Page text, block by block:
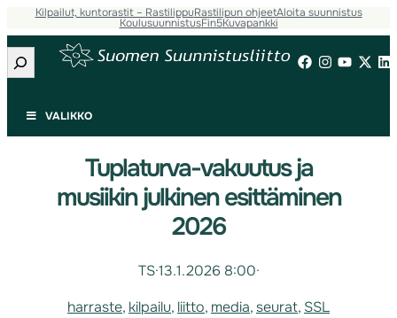
Kilpailut, kuntorastit – RastilippuRastilipun ohjeetAloita suunnistus
KoulusuunnistusFin5Kuvapankki
Etsi
VALIKKO
Tuplaturva-vakuutus ja
musiikin julkinen esittäminen
2026
TS·13.1.2026 8:00·
harraste, kilpailu, liitto, media, seurat, SSL